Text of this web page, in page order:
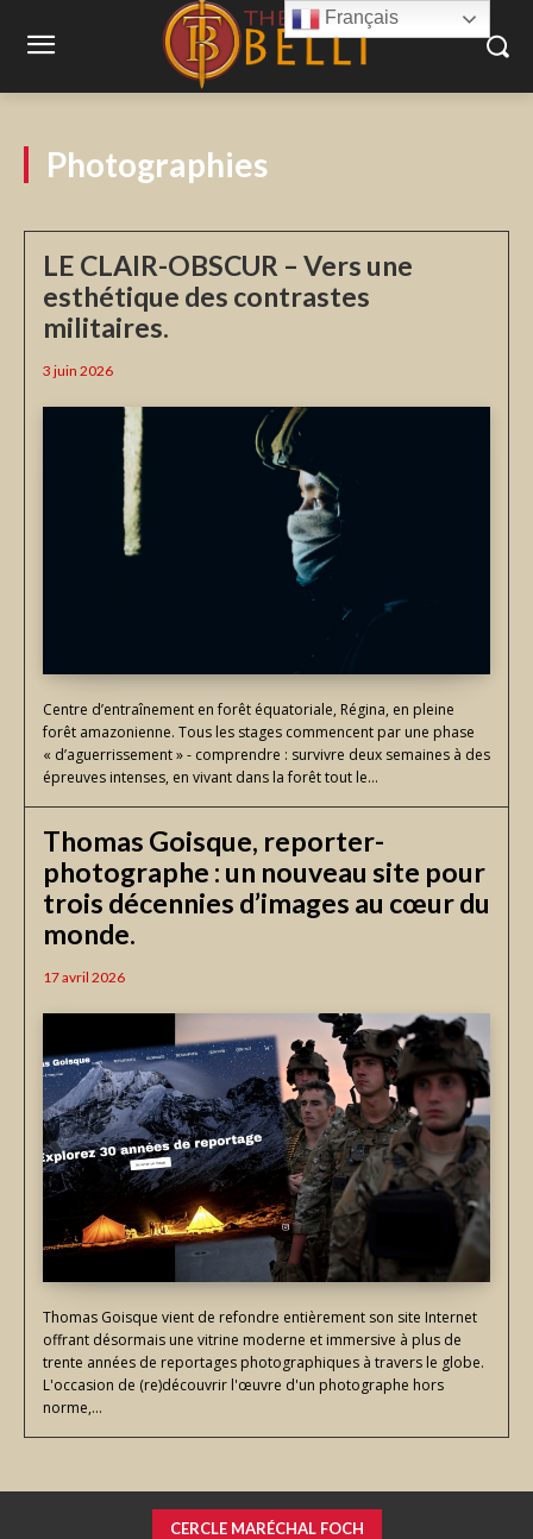
Photographies
LE CLAIR-OBSCUR – Vers une
esthétique des contrastes
militaires.
3 juin 2026
Centre d’entraînement en forêt équatoriale, Régina, en pleine
forêt amazonienne. Tous les stages commencent par une phase
« d’aguerrissement » - comprendre : survivre deux semaines à des
épreuves intenses, en vivant dans la forêt tout le...
Thomas Goisque, reporter-
photographe : un nouveau site pour
trois décennies d’images au cœur du
monde.
17 avril 2026
Thomas Goisque vient de refondre entièrement son site Internet
offrant désormais une vitrine moderne et immersive à plus de
trente années de reportages photographiques à travers le globe.
L'occasion de (re)découvrir l'œuvre d'un photographe hors
norme,...
CERCLE MARÉCHAL FOCH
Français